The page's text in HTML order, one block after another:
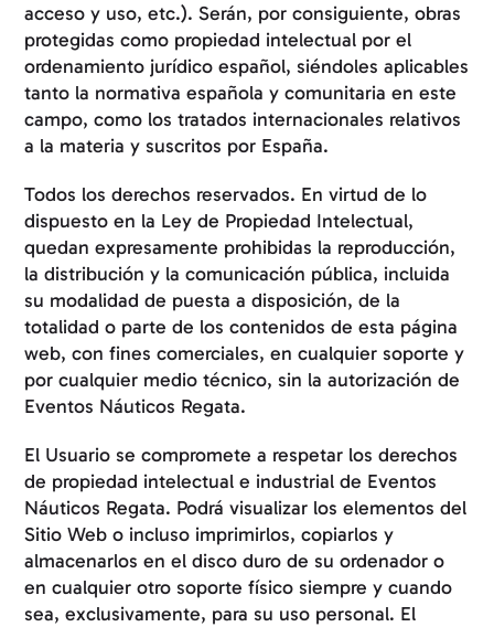
acceso y uso, etc.). Serán, por consiguiente, obras
protegidas como propiedad intelectual por el
ordenamiento jurídico español, siéndoles aplicables
tanto la normativa española y comunitaria en este
campo, como los tratados internacionales relativos
a la materia y suscritos por España.
Todos los derechos reservados. En virtud de lo
dispuesto en la Ley de Propiedad Intelectual,
quedan expresamente prohibidas la reproducción,
la distribución y la comunicación pública, incluida
su modalidad de puesta a disposición, de la
totalidad o parte de los contenidos de esta página
web, con fines comerciales, en cualquier soporte y
por cualquier medio técnico, sin la autorización de
Eventos Náuticos Regata.
El Usuario se compromete a respetar los derechos
de propiedad intelectual e industrial de Eventos
Náuticos Regata. Podrá visualizar los elementos del
Sitio Web o incluso imprimirlos, copiarlos y
almacenarlos en el disco duro de su ordenador o
en cualquier otro soporte físico siempre y cuando
sea, exclusivamente, para su uso personal. El